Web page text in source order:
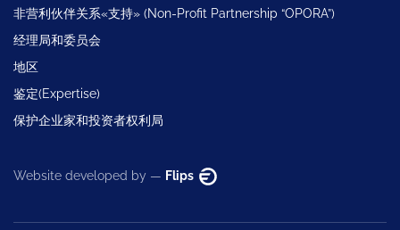
非营利伙伴关系«支持» (Non-Profit Partnership “OPORA”)
经理局和委员会
地区
鉴定(Expertise)
保护企业家和投资者权利局
Website developed by — Flips